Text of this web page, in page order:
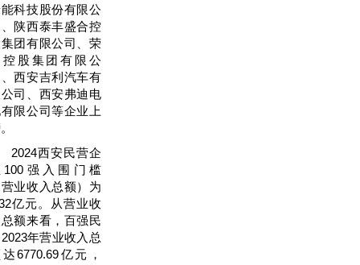
科技股份有限公
陕西泰丰盛合控
团有限公司、荣
控股集团有限公
西安吉利汽车有
司、西安弗迪电
限公司等企业上
2024西安民营企
100强入围门槛
业收入总额）为
亿元。从营业收
额来看，百强民
年营业收入总
6770.69亿元，